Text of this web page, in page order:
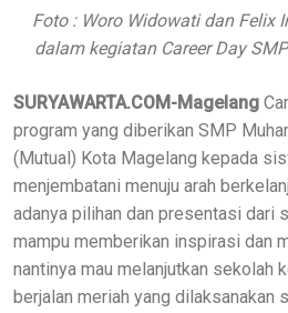
Foto : Woro Widowati dan Felix
dalam kegiatan Career Day
SURYAWARTA.COM-Magelang
program yang diberikan SMP
(Mutual) Kota Magelang kepada
menjembatani menuju arah
adanya pilihan dan presentasi dari
mampu memberikan inspirasi dan
nantinya mau melanjutkan sekolah
berjalan meriah yang dilaksanakan